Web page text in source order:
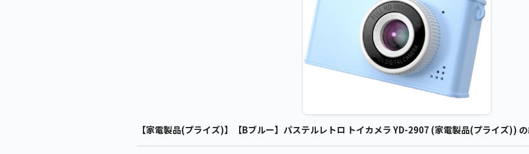
【家電製品(プライズ)】【Bブルー】パステルレトロ トイカメラ YD-2907 (家電製品(プライズ))